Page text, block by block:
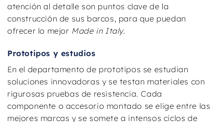
atención al detalle son puntos clave de la
construcción de sus barcos, para que puedan
ofrecer lo mejor Made in Italy.
Prototipos y estudios
En el departamento de prototipos se estudian
soluciones innovadoras y se testan materiales con
rigurosas pruebas de resistencia. Cada
componente o accesorio montado se elige entre las
mejores marcas y se somete a intensos ciclos de